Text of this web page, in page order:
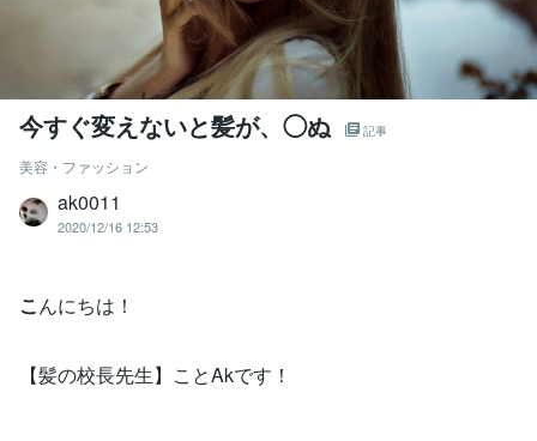
今すぐ変えないと髪が、◯ぬ 記事
美容・ファッション
ak0011
2020/12/16 12:53
こんにちは！
【髪の校長先生】ことAkです！